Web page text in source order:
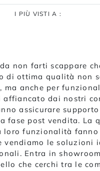
I PIÙ VISTI A :
non farti scappare
di ottima qualità non
ma anche per
affiancato dai nostri
assicurare supporto
fase post vendita. La
loro funzionalità fanno
vendiamo le soluzioni
Entra in
che cerchi tra le